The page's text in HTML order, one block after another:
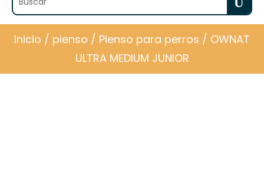
Inicio / pienso / Pienso para perros / OWNAT
ULTRA MEDIUM JUNIOR